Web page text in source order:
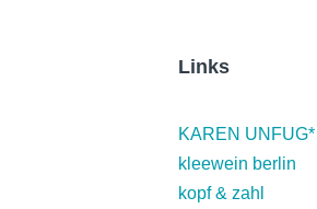
Links
KAREN UNFUG*
kleewein berlin
kopf & zahl